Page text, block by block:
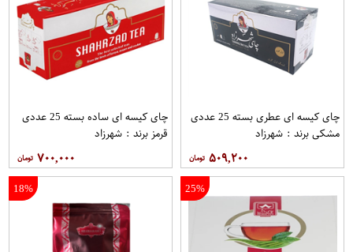
چای کیسه ای عطری بسته 25 عددی
مشکی برند : شهرزاد
۵۰۹,۲۰۰
چای کیسه ای ساده بسته 25 عددی
قرمز برند : شهرزاد
۷۰۰,۰۰۰
25%
18%